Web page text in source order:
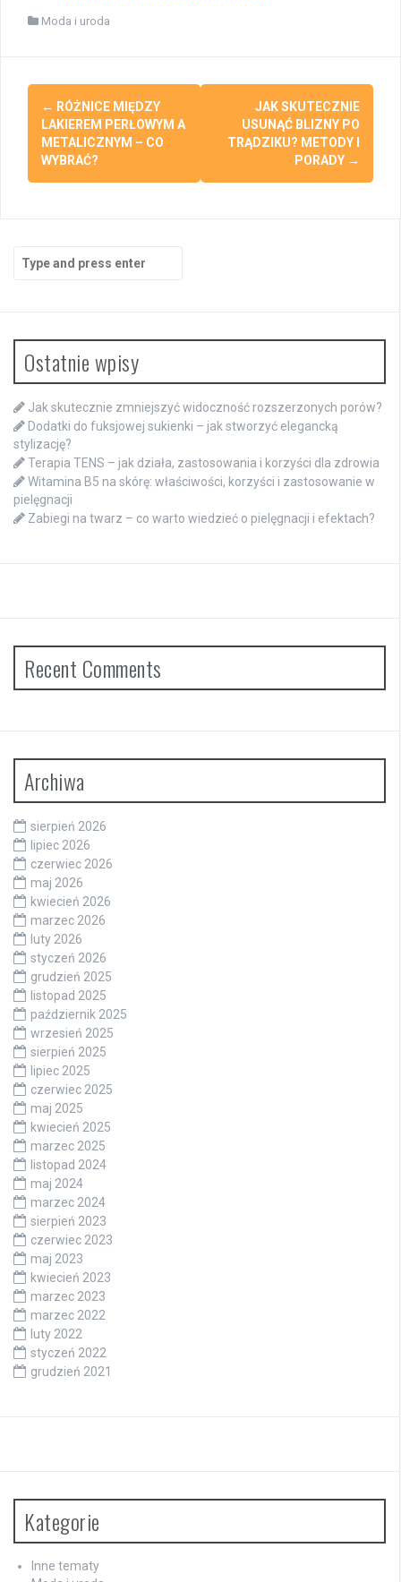
Moda i uroda
Post
navigation
← RÓŻNICE MIĘDZY
LAKIEREM PERŁOWYM A
METALICZNYM – CO
WYBRAĆ?
JAK SKUTECZNIE
USUNĄĆ BLIZNY PO
TRĄDZIKU? METODY I
PORADY →
for:
Ostatnie wpisy
Jak skutecznie zmniejszyć widoczność rozszerzonych porów?
Dodatki do fuksjowej sukienki – jak stworzyć elegancką
stylizację?
Terapia TENS – jak działa, zastosowania i korzyści dla zdrowia
Witamina B5 na skórę: właściwości, korzyści i zastosowanie w
pielęgnacji
Zabiegi na twarz – co warto wiedzieć o pielęgnacji i efektach?
Recent Comments
Archiwa
sierpień 2026
lipiec 2026
czerwiec 2026
maj 2026
kwiecień 2026
marzec 2026
luty 2026
styczeń 2026
grudzień 2025
listopad 2025
październik 2025
wrzesień 2025
sierpień 2025
lipiec 2025
czerwiec 2025
maj 2025
kwiecień 2025
marzec 2025
listopad 2024
maj 2024
marzec 2024
sierpień 2023
czerwiec 2023
maj 2023
kwiecień 2023
marzec 2023
marzec 2022
luty 2022
styczeń 2022
grudzień 2021
Kategorie
Inne tematy